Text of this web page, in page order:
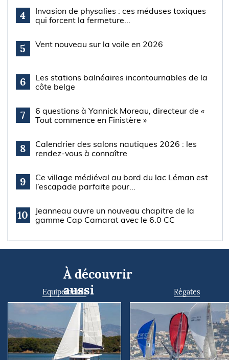
4
Invasion de physalies : ces méduses toxiques
qui forcent la fermeture...
5 Vent nouveau sur la voile en 2026
6
Les stations balnéaires incontournables de la
côte belge
7
6 questions à Yannick Moreau, directeur de «
Tout commence en Finistère »
8
Calendrier des salons nautiques 2026 : les
rendez-vous à connaître
9
Ce village médiéval au bord du lac Léman est
l’escapade parfaite pour...
10
Jeanneau ouvre un nouveau chapitre de la
gamme Cap Camarat avec le 6.0 CC
À découvrir
aussi
Equipements Régates